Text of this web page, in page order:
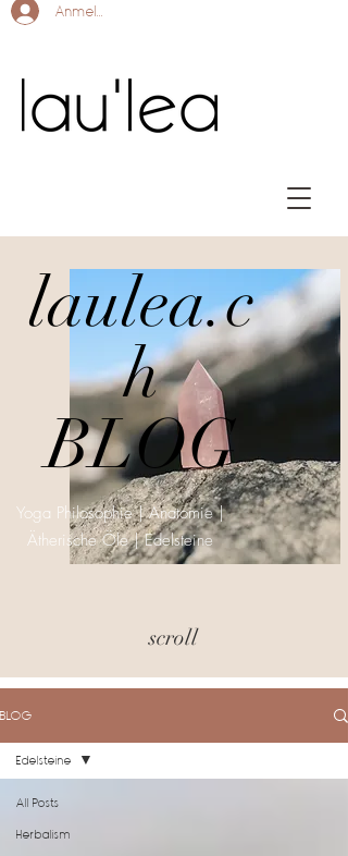
Anmelden
laulea.c
h
BLOG
Yoga Philosophie | Anatomie |
Ätherische Öle | Edelsteine
scroll
BLOG
All Posts
Herbalism
Edelsteine